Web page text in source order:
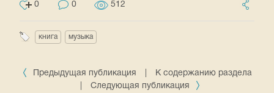
0 0 512
книга музыка
Предыдущая публикация
К содержанию раздела
Следующая публикация